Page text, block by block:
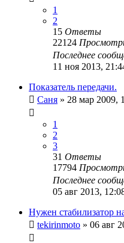
1
2
15 Ответы
22124
Последнее
11 ноя 2013,
Показатель передачи.
Саня » 28 мар 2009,
1
2
3
31 Ответы
17794
Последнее
05 авг 2013,
Нужен стабилизатор
tekirinmoto » 06 авг